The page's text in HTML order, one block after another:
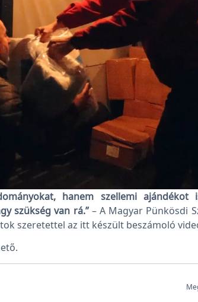
hanem szellemi
szükség van rá.” – A Magyar Pünkösdi
szeretettel az itt készült beszámoló